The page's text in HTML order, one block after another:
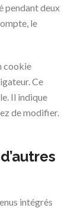
pendant deux
le
cookie
Ce
Il indique
de modifier.
intégrés